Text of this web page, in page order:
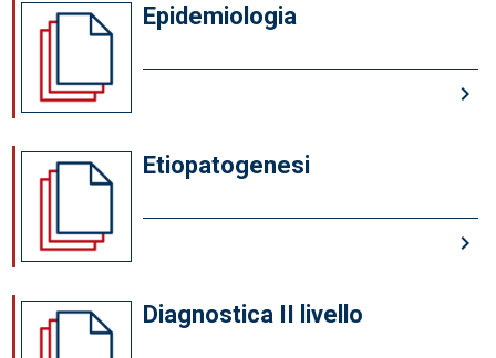
Epidemiologia
keyboard_arrow_right
Etiopatogenesi
keyboard_arrow_right
Diagnostica II livello